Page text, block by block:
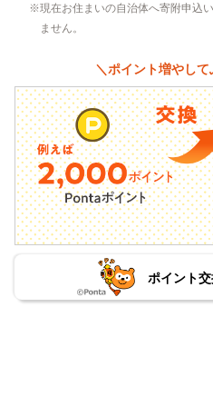
現在お住まいの自治体へ寄附申込
ません。
＼ポイント増やし
ポイント